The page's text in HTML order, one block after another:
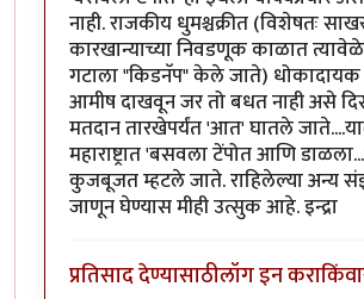
नाही. राजकीय धुमश्चक्रीत (विशेषतः
कारखान्याच्या निवडणूक काळात
गटाला "किडनॅप" केले जाते) धोकादायक
आमीष दाखवून जर तो बधत नाही असे
मतदान तारखेपर्यंत 'आत' घातले
महाराष्ट्रात 'बसवला टेंपोत आणि
कुजबूजत म्हटले जाते. राहिलेल्या अन्य
जाणून घेण्यास मीही उत्सुक आहे. इन्द्रा
प्रतिसाद देण्यासाठीलॉग इन कराकिंवा